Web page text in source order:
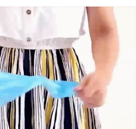
得法定代理人或監護人之同意方可使用
同意申辦者引起之損失，本公司不負相關責
時，將依據個別帳號之用戶狀況，依本公司即
仍有額度不足之情形，本公司將視審查結果
用他人資訊註冊。若發現惡意使用之情形，
停止該用戶之使用額度並採取法律行動。
澳可填順豐站點點碼) 查看運費